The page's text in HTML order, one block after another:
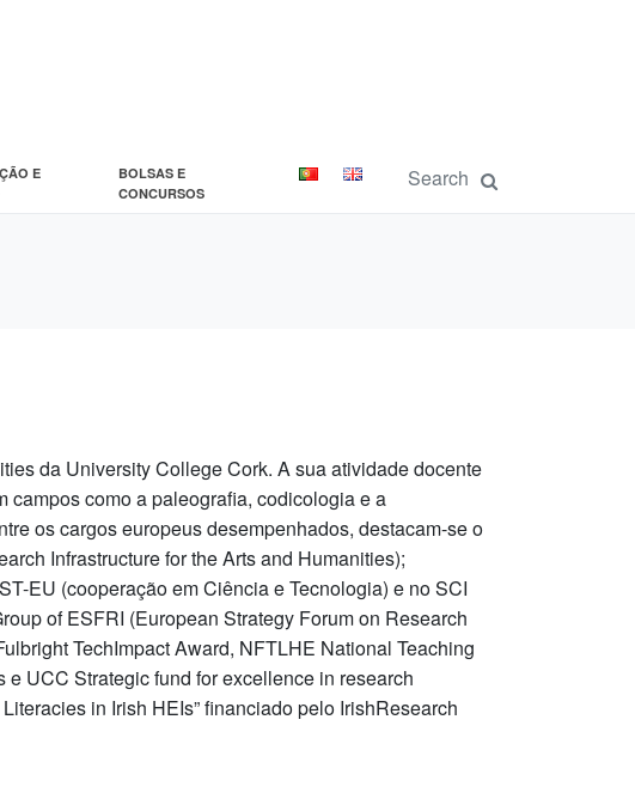
E
BOLSAS E
CONCURSOS
da University College Cork. A sua atividade docente
campos como a paleografia, codicologia e a
os cargos europeus desempenhados, destacam-se o
Infrastructure for the Arts and Humanities);
EU (cooperação em Ciência e Tecnologia) e no SCI
of ESFRI (European Strategy Forum on Research
TechImpact Award, NFTLHE National Teaching
UCC Strategic fund for excellence in research
in Irish HEIs” financiado pelo IrishResearch